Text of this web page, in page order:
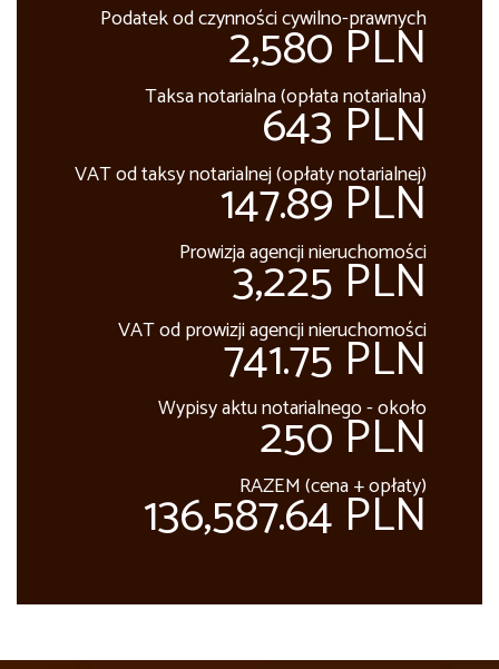
Podatek od czynności cywilno-prawnych
2,580 PLN
Taksa notarialna (opłata notarialna)
643 PLN
VAT od taksy notarialnej (opłaty notarialnej)
147.89 PLN
Prowizja agencji nieruchomości
3,225 PLN
VAT od prowizji agencji nieruchomości
741.75 PLN
Wypisy aktu notarialnego - około
250 PLN
RAZEM (cena + opłaty)
136,587.64 PLN